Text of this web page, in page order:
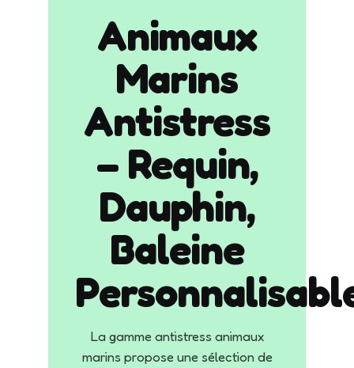
Animaux
Marins
Antistress
– Requin,
Dauphin,
Baleine
La gamme antistress animaux
marins propose une sélection de